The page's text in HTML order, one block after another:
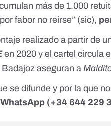
más de 1.000
por fabor no reirse” (sic),
realizado a partir de
en 2020 y el cartel circula
aseguran a
se difunde y por la que
(+34 644 229